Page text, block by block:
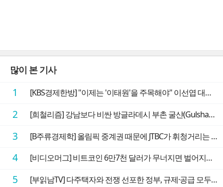
많이 본 기사
1 [KBS경제한방] "이제는 '이태원'을 주목해야" 이선엽 대표가 말하는 AI 시대 투자 성과를 가르는 지점들
2 [희철리즘] 강남보다 비싼 방글라데시 부촌 굴샨(Gulshan)의 극단적인 모습에 충격을 받다
3 [B주류경제학] 올림픽 중계권 때문에 JTBC가 휘청거리는 이유
4 [비디오머그] 비트코인 6만7천 달러가 무너지면 벌어지는 일
5 [부읽남TV] 다주택자와 전쟁 선포한 정부, 규제·공급 모두 실효성 의문